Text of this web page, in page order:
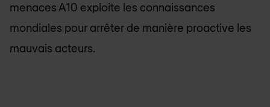
menaces A10 exploite les connaissances
mondiales pour arrêter de manière proactive les
mauvais acteurs.